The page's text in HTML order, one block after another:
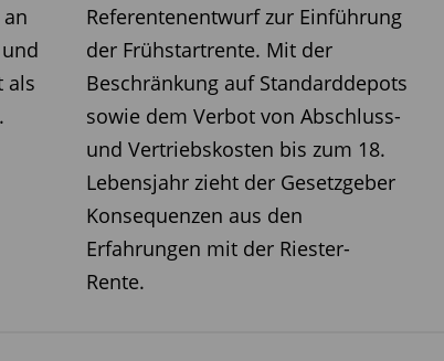
Herausforderungen,
eine schwache technologische
einer Reform des sozialen
notwendig, sich von der
zu lösen und die Binnennachfrage
zu stärken.
nach erreicht werden durch folgende
als
Referentenentwurf zur Einführung
der Frühstartrente. Mit der
Beschränkung auf Standarddepots
sowie dem Verbot von Abschluss-
und Vertriebskosten bis zum 18.
Lebensjahr zieht der Gesetzgeber
Konsequenzen aus den
Erfahrungen mit der Riester-
Rente.